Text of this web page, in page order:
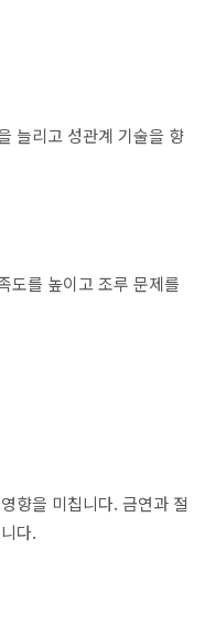
늘리고 성관계 기술을 향
도를 높이고 조루 문제를
향을 미칩니다. 금연과 절
다.